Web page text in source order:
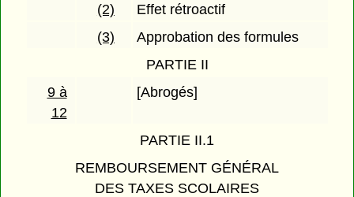
(2)
Effet rétroactif
(3)
Approbation des formules
PARTIE II
9 à
12
[Abrogés]
PARTIE II.1
REMBOURSEMENT GÉNÉRAL
DES TAXES SCOLAIRES